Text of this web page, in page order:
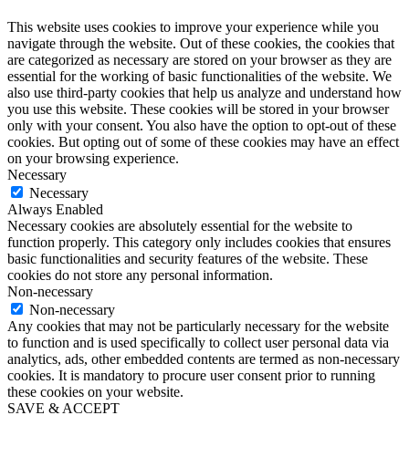
This website uses cookies to improve your experience while you
navigate through the website. Out of these cookies, the cookies that
are categorized as necessary are stored on your browser as they are
essential for the working of basic functionalities of the website. We
also use third-party cookies that help us analyze and understand how
you use this website. These cookies will be stored in your browser
only with your consent. You also have the option to opt-out of these
cookies. But opting out of some of these cookies may have an effect
on your browsing experience.
Necessary
Necessary
Always Enabled
Necessary cookies are absolutely essential for the website to
function properly. This category only includes cookies that ensures
basic functionalities and security features of the website. These
cookies do not store any personal information.
Non-necessary
Non-necessary
Any cookies that may not be particularly necessary for the website
to function and is used specifically to collect user personal data via
analytics, ads, other embedded contents are termed as non-necessary
cookies. It is mandatory to procure user consent prior to running
these cookies on your website.
SAVE & ACCEPT